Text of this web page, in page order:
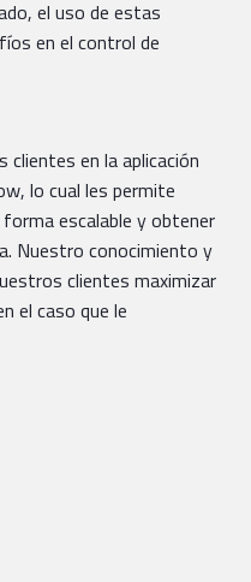
el uso de estas
en el control de
en la aplicación
lo cual les permite
escalable y obtener
Nuestro conocimiento y
clientes maximizar
el caso que le